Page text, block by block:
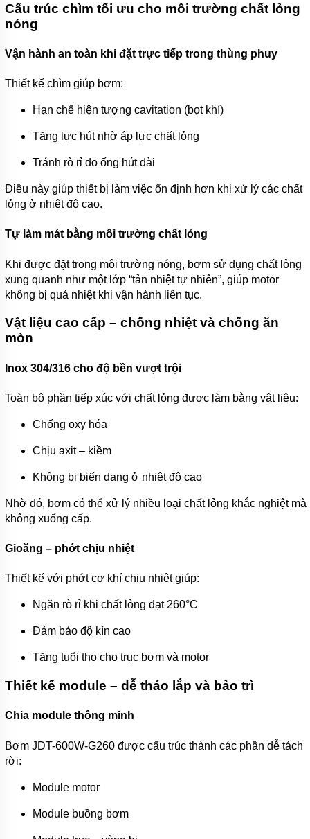
MÁY
BƠM
TSURUMI
BƠM
BÙN
HÚT
MASTRA
BƠM
CÔNG
TỨC
THIỆU
SẢN
PHẨM
HỆ
Cấu trúc chìm tối ưu cho môi trường chất lỏng
nóng
Vận hành an toàn khi đặt trực tiếp trong thùng phuy
Thiết kế chìm giúp bơm:
Hạn chế hiện tượng cavitation (bọt khí)
Tăng lực hút nhờ áp lực chất lỏng
Tránh rò rỉ do ống hút dài
Điều này giúp thiết bị làm việc ổn định hơn khi xử lý các chất
lỏng ở nhiệt độ cao.
Tự làm mát bằng môi trường chất lỏng
Khi được đặt trong môi trường nóng, bơm sử dụng chất lỏng
xung quanh như một lớp “tản nhiệt tự nhiên”, giúp motor
không bị quá nhiệt khi vận hành liên tục.
Vật liệu cao cấp – chống nhiệt và chống ăn
mòn
Inox 304/316 cho độ bền vượt trội
Toàn bộ phần tiếp xúc với chất lỏng được làm bằng vật liệu:
Chống oxy hóa
Chịu axit – kiềm
Không bị biến dạng ở nhiệt độ cao
Nhờ đó, bơm có thể xử lý nhiều loại chất lỏng khắc nghiệt mà
không xuống cấp.
Gioăng – phớt chịu nhiệt
Thiết kế với phớt cơ khí chịu nhiệt giúp:
Ngăn rò rỉ khi chất lỏng đạt 260°C
Đảm bảo độ kín cao
Tăng tuổi thọ cho trục bơm và motor
Thiết kế module – dễ tháo lắp và bảo trì
Chia module thông minh
Bơm JDT-600W-G260 được cấu trúc thành các phần dễ tách
rời:
Module motor
Module buồng bơm